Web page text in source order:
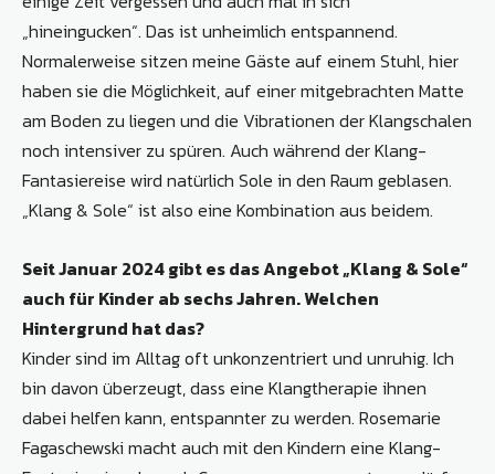
„hineingucken“. Das ist unheimlich entspannend.
Normalerweise sitzen meine Gäste auf einem Stuhl, hier
haben sie die Möglichkeit, auf einer mitgebrachten Matte
am Boden zu liegen und die Vibrationen der Klangschalen
noch intensiver zu spüren. Auch während der Klang-
Fantasiereise wird natürlich Sole in den Raum geblasen.
„Klang & Sole“ ist also eine Kombination aus beidem.
Seit Januar 2024 gibt es das Angebot „Klang & Sole“
auch für Kinder ab sechs Jahren. Welchen
Hintergrund hat das?
Kinder sind im Alltag oft unkonzentriert und unruhig. Ich
bin davon überzeugt, dass eine Klangtherapie ihnen
dabei helfen kann, entspannter zu werden. Rosemarie
Fagaschewski macht auch mit den Kindern eine Klang-